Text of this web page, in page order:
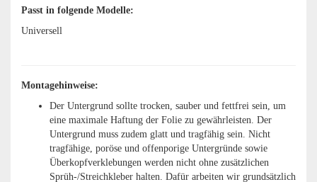
Passt in folgende Modelle:
Universell
Montagehinweise:
Der Untergrund sollte trocken, sauber und fettfrei sein, um
eine maximale Haftung der Folie zu gewährleisten. Der
Untergrund muss zudem glatt und tragfähig sein. Nicht
tragfähige, poröse und offenporige Untergründe sowie
Überkopfverklebungen werden nicht ohne zusätzlichen
Sprüh-/Streichkleber halten. Dafür arbeiten wir grundsätzlich